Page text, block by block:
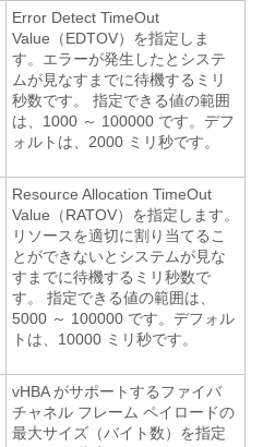
Error Detect TimeOut
Value（EDTOV）を指定しま
す。エラーが発生したとシステ
ムが見なすまでに待機するミリ
秒数です。 指定できる値の範囲
は、1000 ～ 100000 です。デフ
ォルトは、2000 ミリ秒です。
Resource Allocation TimeOut
Value（RATOV）を指定します。
リソースを適切に割り当てるこ
とができないとシステムが見な
すまでに待機するミリ秒数で
す。 指定できる値の範囲は、
5000 ～ 100000 です。デフォル
トは、10000 ミリ秒です。
vHBA がサポートするファイバ
チャネル フレーム ペイロードの
最大サイズ（バイト数）を指定